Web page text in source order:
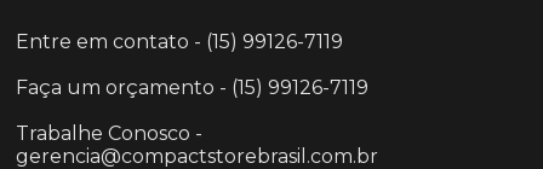
Entre em contato - (15) 99126-7119
Faça um orçamento - (15) 99126-7119
Trabalhe Conosco -
gerencia@compactstorebrasil.com.br